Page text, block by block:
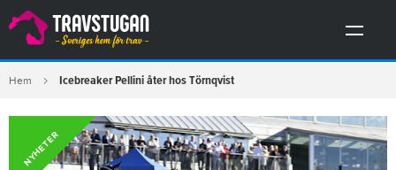
Hem Icebreaker Pellini åter hos Törnqvist
NYHETER